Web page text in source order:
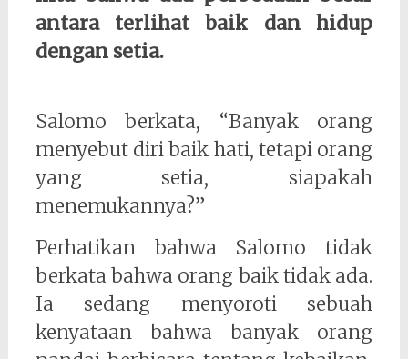
antara terlihat baik dan hidup
dengan setia.
Salomo berkata, “Banyak orang
menyebut diri baik hati, tetapi orang
yang setia, siapakah
menemukannya?”
Perhatikan bahwa Salomo tidak
berkata bahwa orang baik tidak ada.
Ia sedang menyoroti sebuah
kenyataan bahwa banyak orang